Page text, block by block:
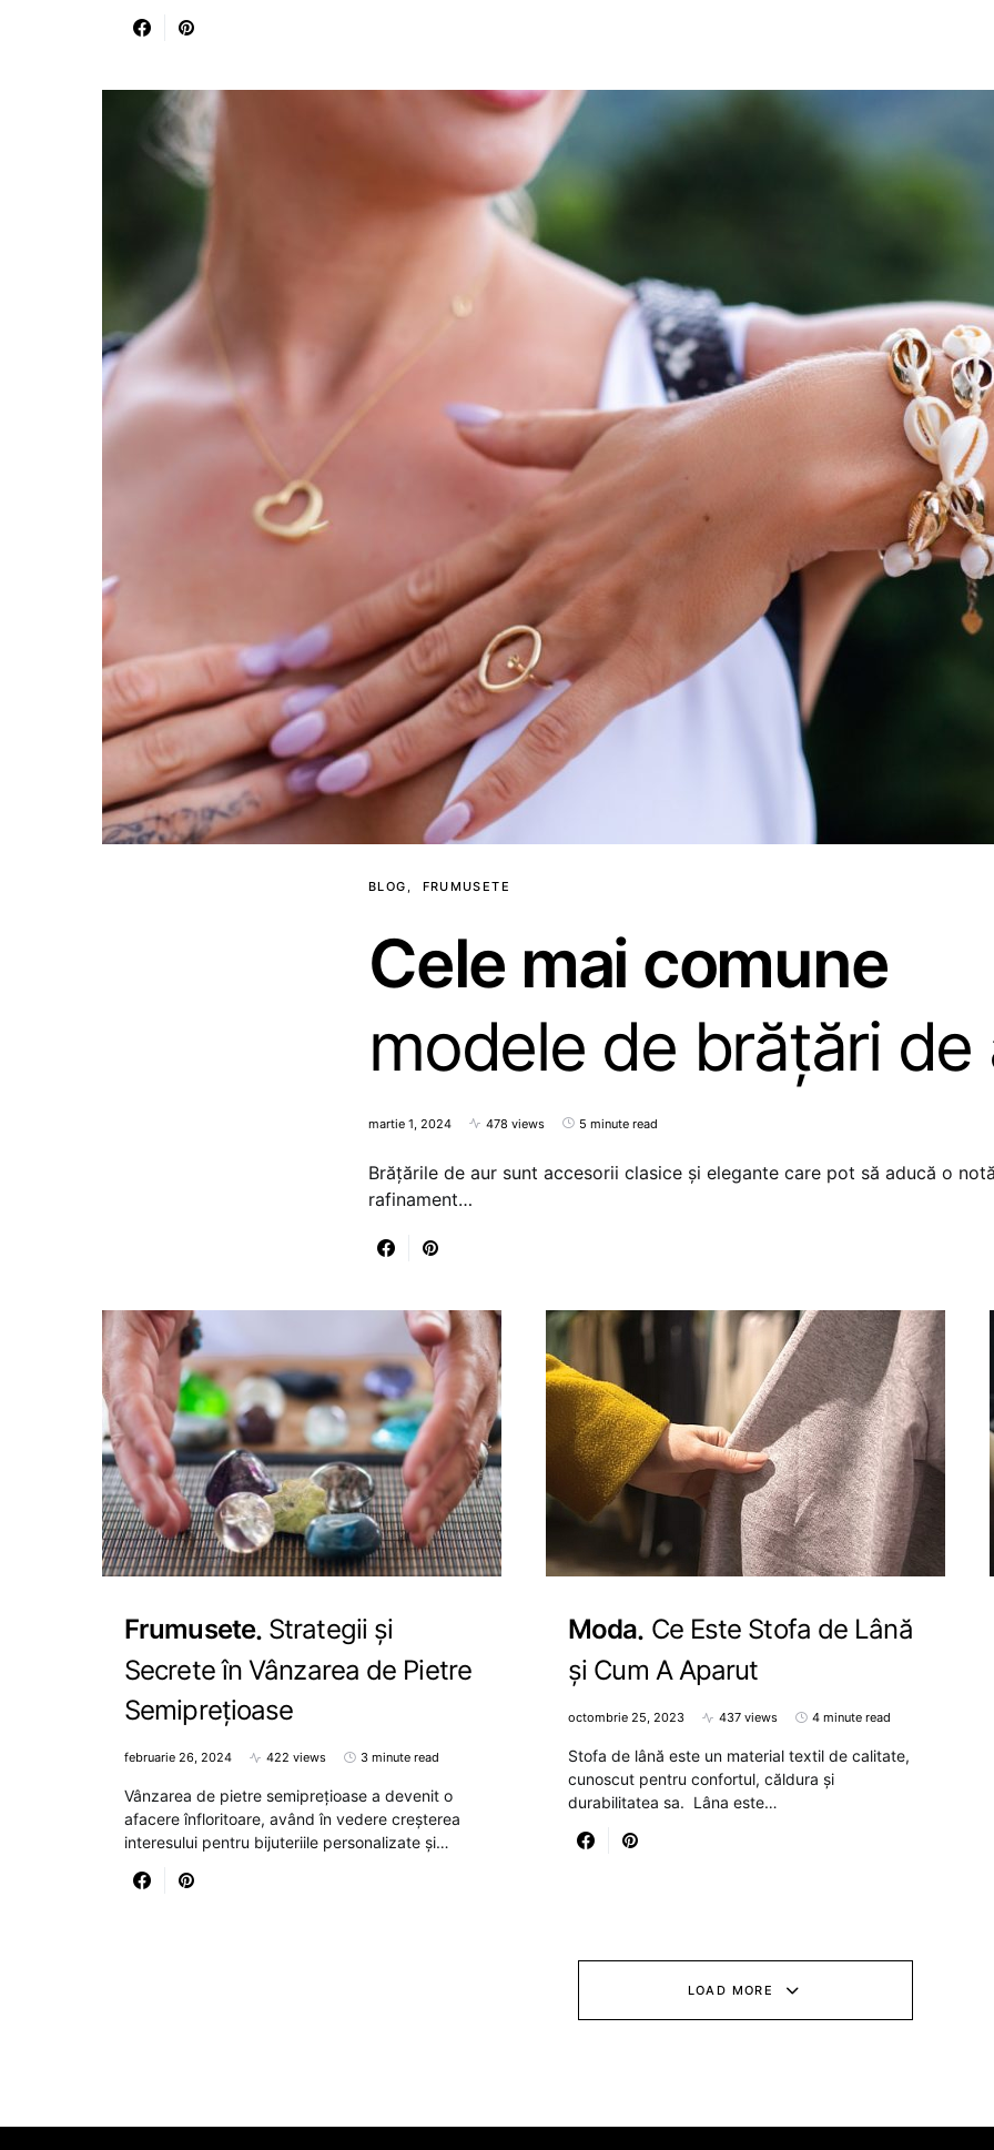
BLOG FRUMUSETE
Cele mai comune
modele de brățări de
martie 1, 2024 478 views 5 minute read
Brățările de aur sunt accesorii clasice și elegante care pot să aducă o
rafinament…
Frumusete Strategii și
Secrete în Vânzarea de Pietre
Semiprețioase
februarie 26, 2024 422 views 3 minute read
Vânzarea de pietre semiprețioase a devenit o
afacere înfloritoare, având în vedere creșterea
interesului pentru bijuteriile personalizate și…
Moda Ce Este Stofa de Lână
și Cum A Aparut
octombrie 25, 2023 437 views 4 minute read
Stofa de lână este un material textil de calitate,
cunoscut pentru confortul, căldura și
durabilitatea sa. Lâna este…
LOAD MORE